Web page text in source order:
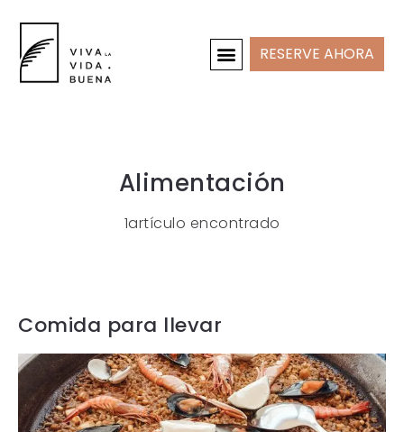
RESERVE AHORA
Alimentación
1artículo encontrado
Comida para llevar